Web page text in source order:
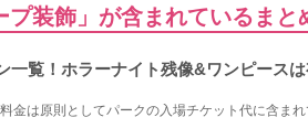
プ装飾」が含まれているまと
一覧！ホラーナイト残像&ワンピース
金は原則としてパークの入場チケット代に含ま